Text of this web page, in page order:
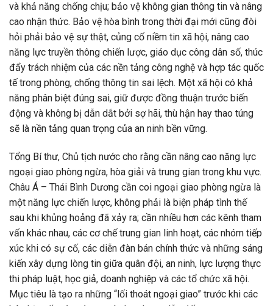
và khả năng chống chịu; bảo vệ không gian thông tin và nâng
cao nhận thức. Bảo vệ hòa bình trong thời đại mới cũng đòi
hỏi phải bảo vệ sự thật, củng cố niềm tin xã hội, nâng cao
năng lực truyền thông chiến lược, giáo dục công dân số, thúc
đẩy trách nhiệm của các nền tảng công nghệ và hợp tác quốc
tế trong phòng, chống thông tin sai lệch. Một xã hội có khả
năng phân biệt đúng sai, giữ được đồng thuận trước biến
động và không bị dẫn dắt bởi sợ hãi, thù hận hay thao túng
sẽ là nền tảng quan trọng của an ninh bền vững.
Tổng Bí thư, Chủ tịch nước cho rằng cần nâng cao năng lực
ngoại giao phòng ngừa, hòa giải và trung gian trong khu vực.
Châu Á – Thái Bình Dương cần coi ngoại giao phòng ngừa là
một năng lực chiến lược, không phải là biện pháp tình thế
sau khi khủng hoảng đã xảy ra; cần nhiều hơn các kênh tham
vấn khác nhau, các cơ chế trung gian linh hoạt, các nhóm tiếp
xúc khi có sự cố, các diễn đàn bán chính thức và những sáng
kiến xây dựng lòng tin giữa quân đội, an ninh, lực lượng thực
thi pháp luật, học giả, doanh nghiệp và các tổ chức xã hội.
Mục tiêu là tạo ra những “lối thoát ngoại giao” trước khi các